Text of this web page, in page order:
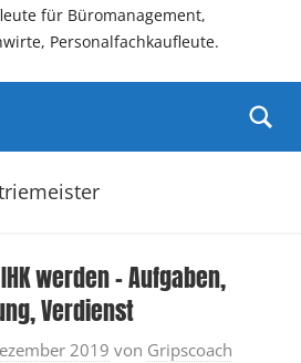
für Büromanagement,
Personalfachkaufleute.
werden – Aufgaben,
Verdienst
2019 von Gripscoach